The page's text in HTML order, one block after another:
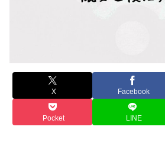
X Facebook
Pocket LINE